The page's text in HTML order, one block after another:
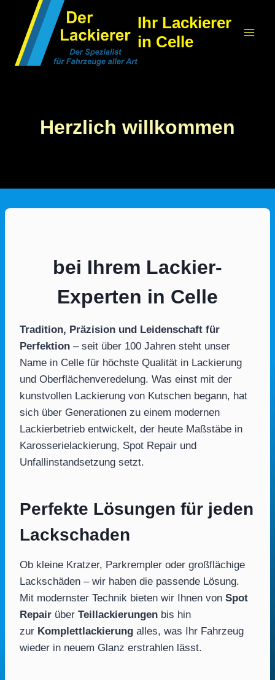
springen
Ihr Lackierer
in Celle
Herzlich willkommen
bei Ihrem Lackier-
Experten in Celle
Tradition, Präzision und Leidenschaft für
Perfektion – seit über 100 Jahren steht unser
Name in Celle für höchste Qualität in Lackierung
und Oberflächenveredelung. Was einst mit der
kunstvollen Lackierung von Kutschen begann, hat
sich über Generationen zu einem modernen
Lackierbetrieb entwickelt, der heute Maßstäbe in
Karosserielackierung, Spot Repair und
Unfallinstandsetzung setzt.
Perfekte Lösungen für jeden
Lackschaden
Ob kleine Kratzer, Parkrempler oder großflächige
Lackschäden – wir haben die passende Lösung.
Mit modernster Technik bieten wir Ihnen von Spot
Repair über Teillackierungen bis hin
zur Komplettlackierung alles, was Ihr Fahrzeug
wieder in neuem Glanz erstrahlen lässt.